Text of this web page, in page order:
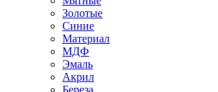
Золотые
Синие
Материал
МДФ
Эмаль
Акрил
Береза